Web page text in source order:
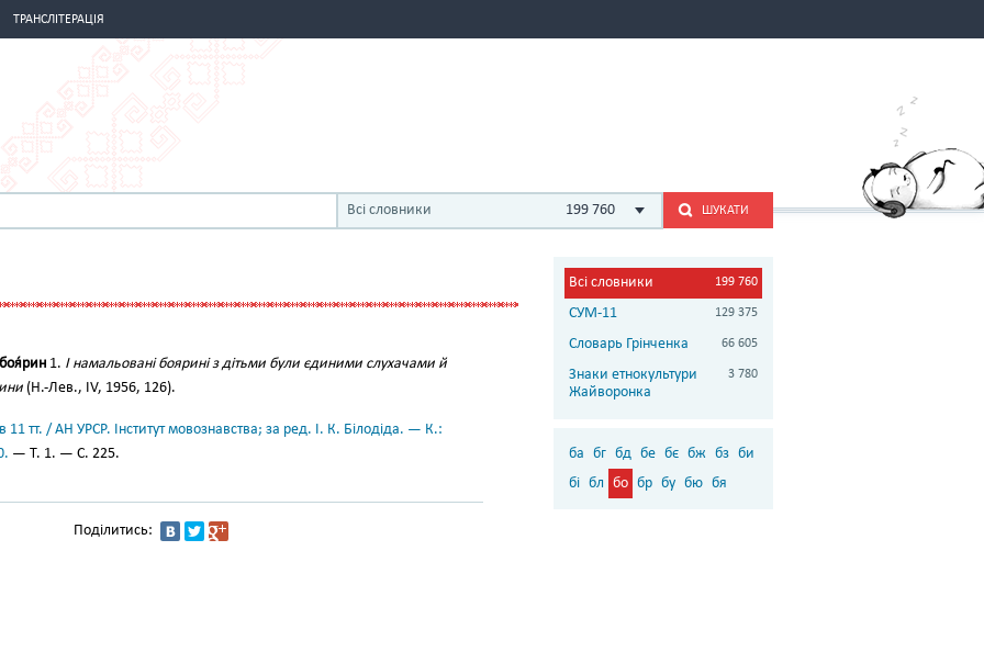
ТРАНСЛІТЕРАЦІЯ
Всі словники 199 760 ШУКАТИ
боя́рин 1. І намальовані боярині з дітьми були єдиними слухачами й
(Н.-Лев., IV, 1956, 126).
11 тт. / АН УРСР. Інститут мовознавства; за ред. І. К. Білодіда. — К.:
— Т. 1. — С. 225.
Поділитись:
Всі словники 199 760
СУМ-11 129 375
Словарь Грінченка 66 605
Знаки етнокультури
Жайворонка
3 780
ба бг бд бе бє бж бз би
бі бл бо бр бу бю бя